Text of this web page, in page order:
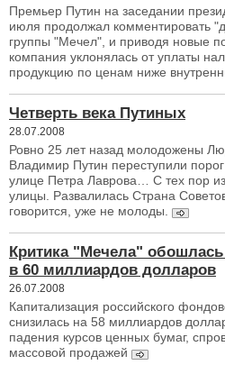
Премьер Путин на заседании
июля продолжал комментировать
группы "Мечел", и приводя новые
компания уклонялась от уплаты
продукцию по ценам ниже
Четверть века Путиных
28.07.2008
Ровно 25 лет назад молодожены
Владимир Путин переступили порог
улице Петра Лаврова… С тех пор
улицы. Развалилась Страна
говорится, уже не молоды.
Критика "Мечела"
в 60 миллиардов долларов
26.07.2008
Капитализация российского
снизилась на 58 миллиардов
падения курсов ценных бумаг,
массовой продажей